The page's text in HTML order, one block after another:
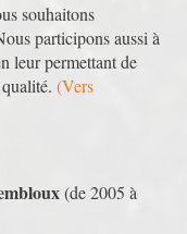
souhaitons
participons aussi à
leur permettant de
(Vers
(de 2005 à